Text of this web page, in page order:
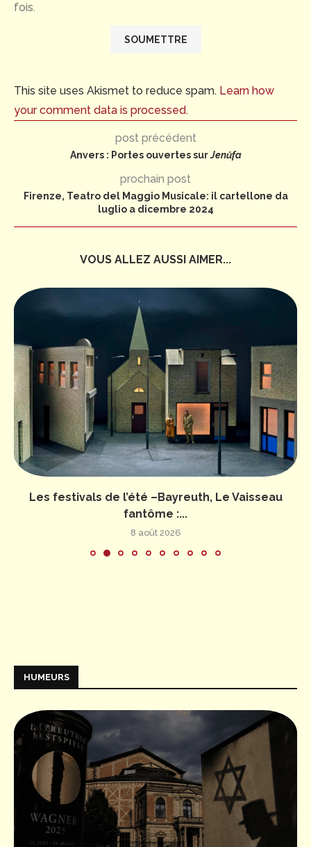
fois.
This site uses Akismet to reduce spam. Learn how
your comment data is processed.
post précédent
Anvers : Portes ouvertes surJenůfa
prochain post
Firenze, Teatro del Maggio Musicale: il cartellone da
luglio a dicembre 2024
VOUS ALLEZ AUSSI AIMER...
Les festivals de l’été –Bayreuth, Le Vaisseau
fantôme :...
8 août 2026
HUMEURS